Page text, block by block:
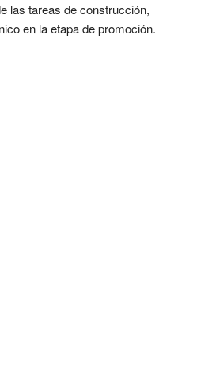
las tareas de construcción,
en la etapa de promoción.